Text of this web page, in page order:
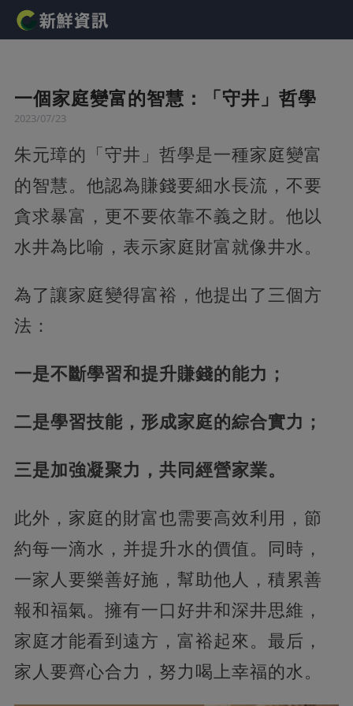
一個家庭變富的智慧：「守井」哲學
2023/07/23
朱元璋的「守井」哲學是一種家庭變富
的智慧。他認為賺錢要細水長流，不要
貪求暴富，更不要依靠不義之財。他以
水井為比喻，表示家庭財富就像井水。
為了讓家庭變得富裕，他提出了三個方
法：
一是不斷學習和提升賺錢的能力；
二是學習技能，形成家庭的綜合實力；
三是加強凝聚力，共同經營家業。
此外，家庭的財富也需要高效利用，節
約每一滴水，并提升水的價值。同時，
一家人要樂善好施，幫助他人，積累善
報和福氣。擁有一口好井和深井思維，
家庭才能看到遠方，富裕起來。最后，
家人要齊心合力，努力喝上幸福的水。